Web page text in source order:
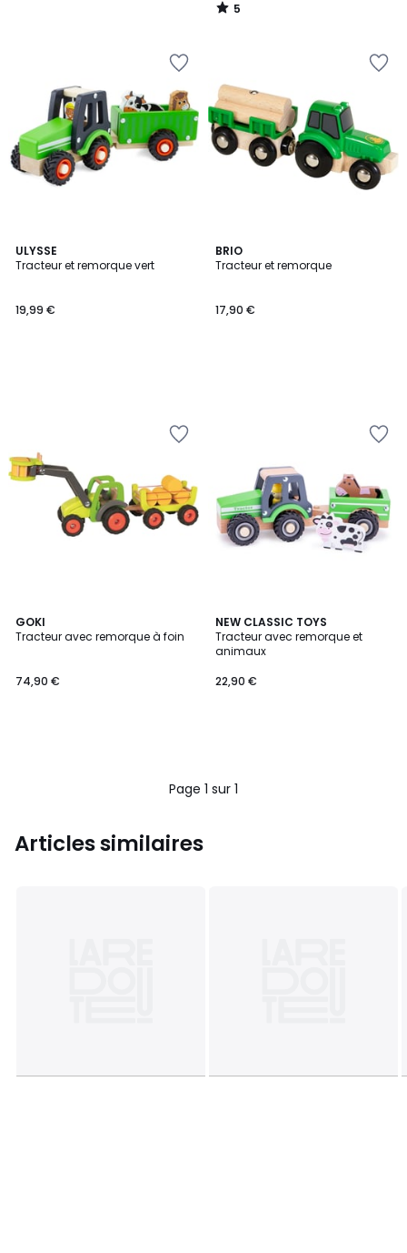
5
/
ULYSSE
Tracteur et remorque vert
19,99 €
BRIO
Tracteur et remorque
17,90 €
GOKI
Tracteur avec remorque à foin
74,90 €
NEW CLASSIC TOYS
Tracteur avec remorque et
animaux
22,90 €
Page 1 sur 1
Articles similaires